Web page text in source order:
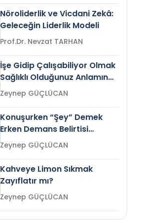
Nöroliderlik ve Vicdani Zekâ:
Geleceğin Liderlik Modeli
Prof.Dr. Nevzat TARHAN
İşe Gidip Çalışabiliyor Olmak
Sağlıklı Olduğunuz Anlamına
Gelir mi?Zeynep GÜÇLÜCAN
Konuşurken “Şey” Demek
Erken Demans Belirtisi
Olabilir mi?Zeynep GÜÇLÜCAN
Kahveye Limon Sıkmak
Zayıflatır mı?
Zeynep GÜÇLÜCAN